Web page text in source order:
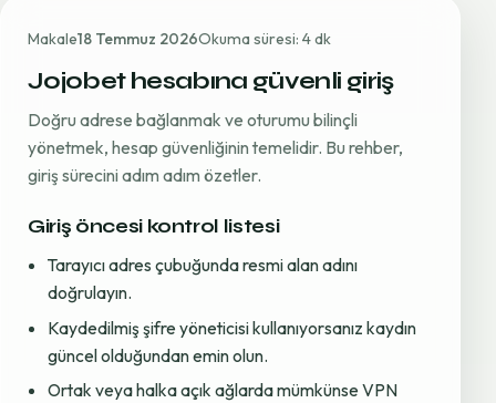
Makale18 Temmuz 2026Okuma süresi: 4 dk
Jojobet hesabına güvenli giriş
Doğru adrese bağlanmak ve oturumu bilinçli
yönetmek, hesap güvenliğinin temelidir. Bu rehber,
giriş sürecini adım adım özetler.
Giriş öncesi kontrol listesi
Tarayıcı adres çubuğunda resmi alan adını
doğrulayın.
Kaydedilmiş şifre yöneticisi kullanıyorsanız kaydın
güncel olduğundan emin olun.
Ortak veya halka açık ağlarda mümkünse VPN